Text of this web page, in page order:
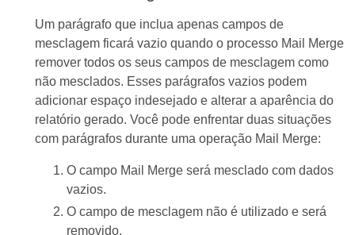
Um parágrafo que inclua apenas campos de
mesclagem ficará vazio quando o processo Mail Merge
remover todos os seus campos de mesclagem como
não mesclados. Esses parágrafos vazios podem
adicionar espaço indesejado e alterar a aparência do
relatório gerado. Você pode enfrentar duas situações
com parágrafos durante uma operação Mail Merge:
O campo Mail Merge será mesclado com dados
vazios.
O campo de mesclagem não é utilizado e será
removido.